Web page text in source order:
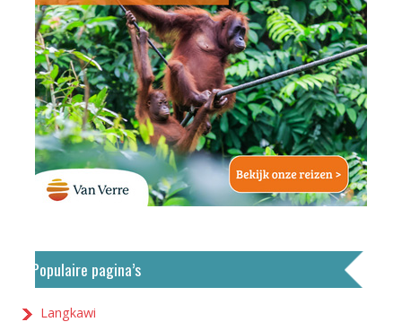
Populaire pagina’s
Langkawi